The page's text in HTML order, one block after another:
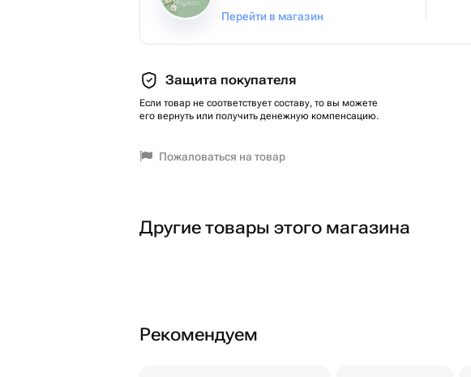
Перейти в магазин
Защита покупателя
Если товар не соответствует составу, то вы можете
его вернуть или получить денежную компенсацию.
Пожаловаться на товар
Другие товары этого магазина
Рекомендуем